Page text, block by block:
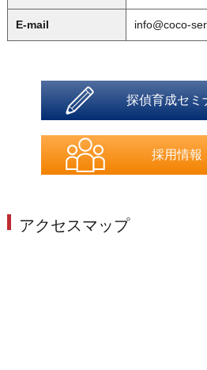
E-mail info@coco-
探偵育成セミ
採用情報
アクセスマップ